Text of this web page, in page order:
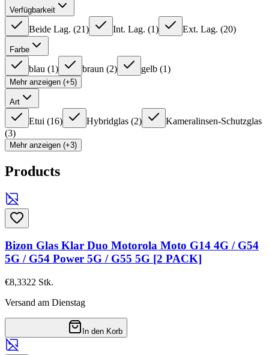
Verfügbarkeit
Beide Lag. (21) Int. Lag. (1) Ext. Lag. (20)
Farbe
blau (1) braun (2) gelb (1)
Mehr anzeigen (+5)
Art
Etui (16) Hybridglas (2)
Kameralinsen-Schutzglas
(3)
Mehr anzeigen (+3)
Products
Bizon Glas Klar Duo Motorola Moto G14 4G / G54
5G / G54 Power 5G / G55 5G [2 PACK]
€8,3322 Stk.
Versand am Dienstag
In den Korb